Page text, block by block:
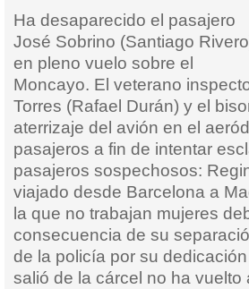
Ha desaparecido el pasajero
José Sobrino (Santiago
en pleno vuelo sobre el
Moncayo. El veterano
Torres (Rafael Durán) y el
aterrizaje del avión en el
pasajeros a fin de intentar
pasajeros sospechosos:
viajado desde Barcelona a
la que no trabajan mujeres
consecuencia de su
de la policía por su
salió de la cárcel no ha